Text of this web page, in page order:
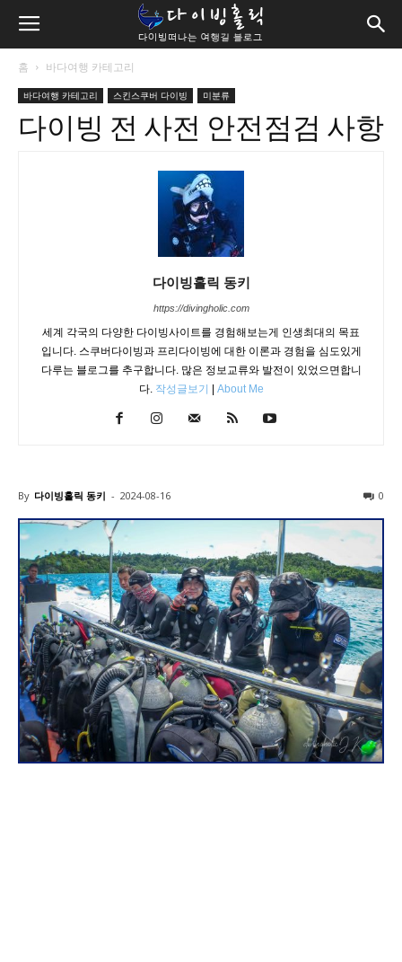
홈 바다여행 카테고리
바다여행 카테고리 스킨스쿠버 다이빙 미분류
다이빙 전 사전 안전점검 사항
다이빙홀릭 동키
https://divingholic.com
세계 각국의 다양한 다이빙사이트를 경험해보는게 인생최대의 목표
입니다. 스쿠버다이빙과 프리다이빙에 대한 이론과 경험을 심도있게
다루는 블로그를 추구합니다. 많은 정보교류와 발전이 있었으면합니
다. 작성글보기 About Me
By 다이빙홀릭 동키 - 2024-08-16 0